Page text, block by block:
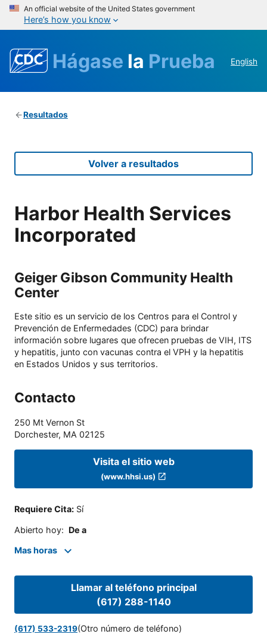
An official website of the United States government
Here’s how you know
Hágase la Prueba English
Resultados
Volver a resultados
Harbor Health Services
Incorporated
Geiger Gibson Community Health
Center
Este sitio es un servicio de los Centros para el Control y
Prevención de Enfermedades (CDC) para brindar
información sobre lugares que ofrecen pruebas de VIH, ITS
y hepatitis, junto con vacunas contra el VPH y la hepatitis
en Estados Unidos y sus territorios.
Contacto
250 Mt Vernon St
Dorchester, MA 02125
Visita el sitio web
(www.hhsi.us)
Requiere Cita: Sí
Abierto hoy: De a
Mas horas
Llamar al teléfono principal
(617) 288-1140
(617) 533-2319(Otro número de teléfono)